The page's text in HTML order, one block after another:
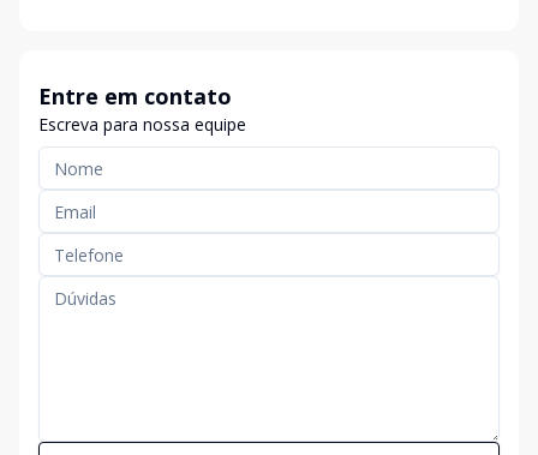
Entre em contato
Escreva para nossa equipe